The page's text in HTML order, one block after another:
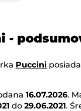
-
Puccini posiada
16.07.2026.
do 29.06.2021.